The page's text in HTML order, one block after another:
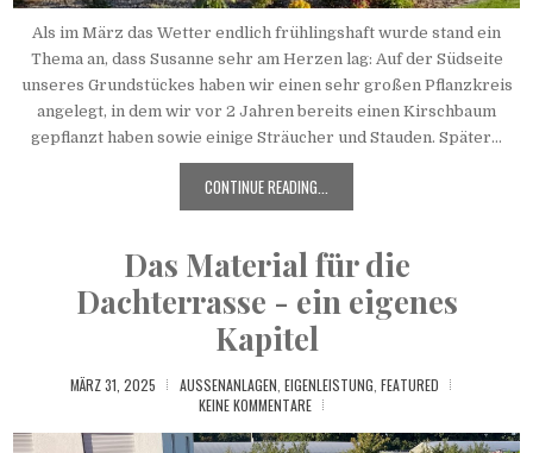
Als im März das Wetter endlich frühlingshaft wurde stand ein
Thema an, dass Susanne sehr am Herzen lag: Auf der Südseite
unseres Grundstückes haben wir einen sehr großen Pflanzkreis
angelegt, in dem wir vor 2 Jahren bereits einen Kirschbaum
gepflanzt haben sowie einige Sträucher und Stauden. Später...
CONTINUE READING...
Das Material für die
Dachterrasse - ein eigenes
Kapitel
MÄRZ 31, 2025 AUSSENANLAGEN EIGENLEISTUNG FEATURED
KEINE KOMMENTARE